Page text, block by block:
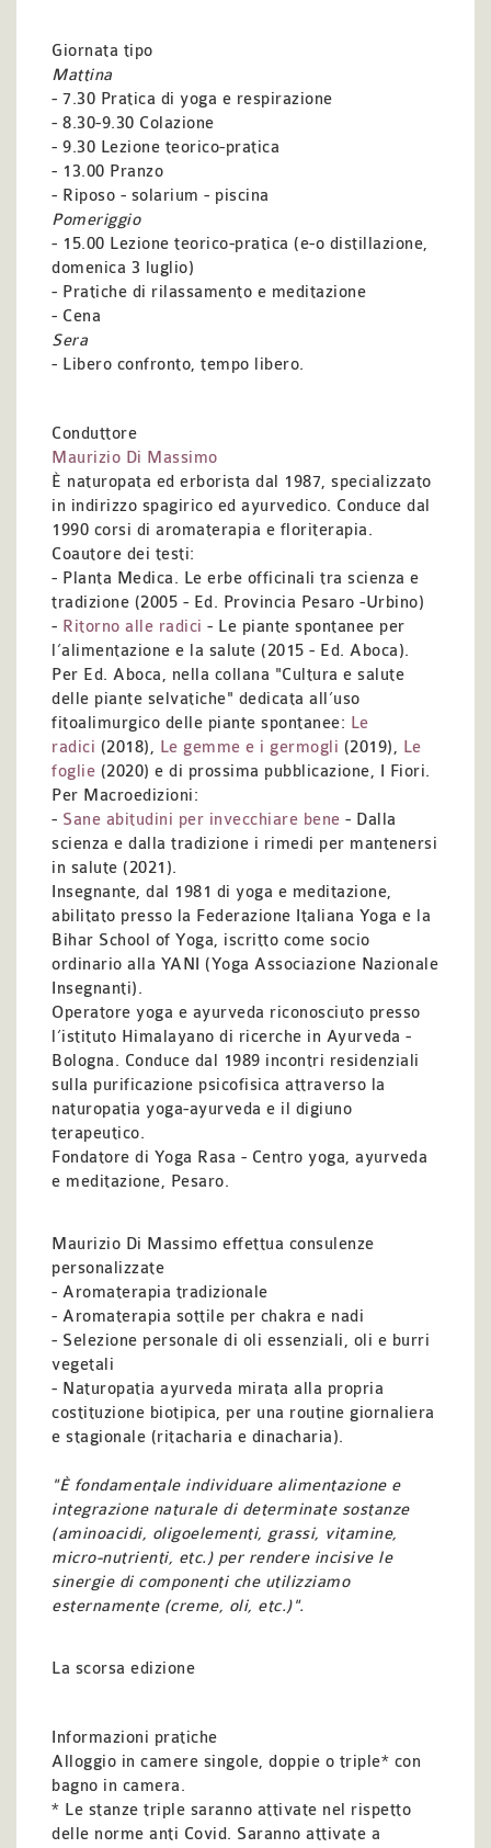
Giornata tipo
Mattina
- 7.30 Pratica di yoga e respirazione
- 8.30-9.30 Colazione
- 9.30 Lezione teorico-pratica
- 13.00 Pranzo
- Riposo - solarium - piscina
Pomeriggio
- 15.00 Lezione teorico-pratica (e-o distillazione,
domenica 3 luglio)
- Pratiche di rilassamento e meditazione
- Cena
Sera
- Libero confronto, tempo libero.
Conduttore
Maurizio Di Massimo
È naturopata ed erborista dal 1987, specializzato
in indirizzo spagirico ed ayurvedico. Conduce dal
1990 corsi di aromaterapia e floriterapia.
Coautore dei testi:
- Planta Medica. Le erbe officinali tra scienza e
tradizione (2005 - Ed. Provincia Pesaro -Urbino)
- Ritorno alle radici - Le piante spontanee per
l’alimentazione e la salute (2015 - Ed. Aboca).
Per Ed. Aboca, nella collana "Cultura e salute
delle piante selvatiche" dedicata all’uso
fitoalimurgico delle piante spontanee: Le
radici (2018), Le gemme e i germogli (2019), Le
foglie (2020) e di prossima pubblicazione, I Fiori.
Per Macroedizioni:
- Sane abitudini per invecchiare bene - Dalla
scienza e dalla tradizione i rimedi per mantenersi
in salute (2021).
Insegnante, dal 1981 di yoga e meditazione,
abilitato presso la Federazione Italiana Yoga e la
Bihar School of Yoga, iscritto come socio
ordinario alla YANI (Yoga Associazione Nazionale
Insegnanti).
Operatore yoga e ayurveda riconosciuto presso
l’istituto Himalayano di ricerche in Ayurveda -
Bologna. Conduce dal 1989 incontri residenziali
sulla purificazione psicofisica attraverso la
naturopatia yoga-ayurveda e il digiuno
terapeutico.
Fondatore di Yoga Rasa - Centro yoga, ayurveda
e meditazione, Pesaro.
Maurizio Di Massimo effettua consulenze
personalizzate
- Aromaterapia tradizionale
- Aromaterapia sottile per chakra e nadi
- Selezione personale di oli essenziali, oli e burri
vegetali
- Naturopatia ayurveda mirata alla propria
costituzione biotipica, per una routine giornaliera
e stagionale (ritacharia e dinacharia).
"È fondamentale individuare alimentazione e
integrazione naturale di determinate sostanze
(aminoacidi, oligoelementi, grassi, vitamine,
micro-nutrienti, etc.) per rendere incisive le
sinergie di componenti che utilizziamo
esternamente (creme, oli, etc.)".
La scorsa edizione
Informazioni pratiche
Alloggio in camere singole, doppie o triple* con
bagno in camera.
* Le stanze triple saranno attivate nel rispetto
delle norme anti Covid. Saranno attivate a